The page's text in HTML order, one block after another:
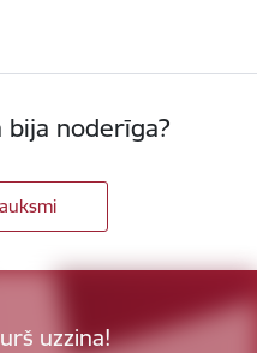
noderīga?
uzzina!